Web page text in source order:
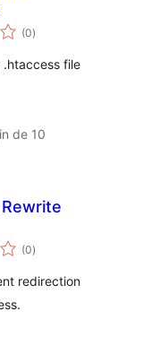
(0total
aprecieri
)
file
de 10
(0total
aprecieri
)
redirection